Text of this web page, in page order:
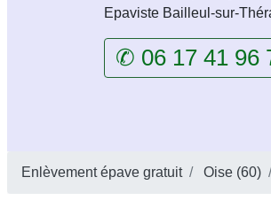
Epaviste Bailleul-sur-
✆ 06 17 41 96
Enlèvement épave gratuit Oise (60)